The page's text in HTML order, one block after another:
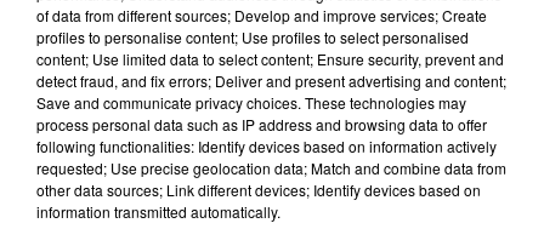
informations dans l'affaire
Sylvie Aubert
L'affaire Sylvie Aubert a été
relancée cette semaine en Côte-
d'Or par la gendarmerie de Dijon
of data from different sources; Develop and improve services; Create
profiles to personalise content; Use profiles to select personalised
content; Use limited data to select content; Ensure security, prevent and
detect fraud, and fix errors; Deliver and present advertising and content;
Save and communicate privacy choices. These technologies may
process personal data such as IP address and browsing data to offer
following functionalities: Identify devices based on information actively
requested; Use precise geolocation data; Match and combine data from
other data sources; Link different devices; Identify devices based on
information transmitted automatically.